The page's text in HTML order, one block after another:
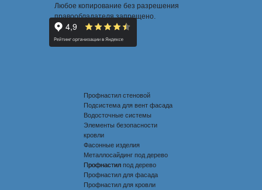
Любое копирование без разрешения
правообладателя запрещено.
Профнастил стеновой
Подсистема для вент фасада
Водосточные системы
Элементы безопасности
кровли
Фасонные изделия
Металлосайдинг под дерево
Профнастил под дерево
Профнастил
Профнастил для фасада
Профнастил для кровли